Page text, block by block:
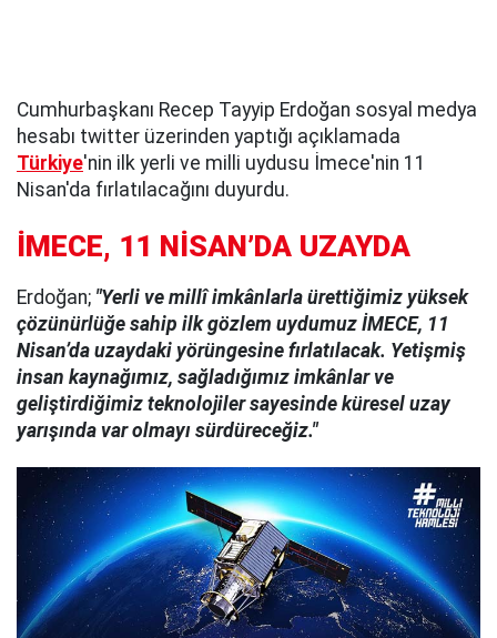
Cumhurbaşkanı Recep Tayyip Erdoğan sosyal medya
hesabı twitter üzerinden yaptığı açıklamada
Türkiye'nin ilk yerli ve milli uydusu İmece'nin 11
Nisan'da fırlatılacağını duyurdu.
İMECE, 11 NİSAN’DA UZAYDA
Erdoğan; "Yerli ve millî imkânlarla ürettiğimiz yüksek
çözünürlüğe sahip ilk gözlem uydumuz İMECE, 11
Nisan’da uzaydaki yörüngesine fırlatılacak. Yetişmiş
insan kaynağımız, sağladığımız imkânlar ve
geliştirdiğimiz teknolojiler sayesinde küresel uzay
yarışında var olmayı sürdüreceğiz."